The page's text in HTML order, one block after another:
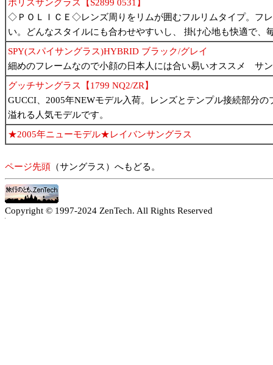
ポリスサングラス【S2899 0531】
◇ＰＯＬＩＣＥ◇レンズ周りをリムが囲むフルリムタイプ。フ
い。どんなスタイルにも合わせやすいし、 掛け心地も快適で、
SPY(スパイサングラス)HYBRID ブラック/グレイ
細めのフレームなので小顔の日本人には合い易いオススメ サ
グッチサングラス【1799 NQ2/ZR】
GUCCI、2005年NEWモデル入荷。レンズとテンプル接続部分
溢れる人気モデルです。
★2005年ニューモデル★レイバンサングラス
ページ先頭 （サングラス）へもどる。
Copyright © 1997-2024 ZenTech. All Rights Reserved